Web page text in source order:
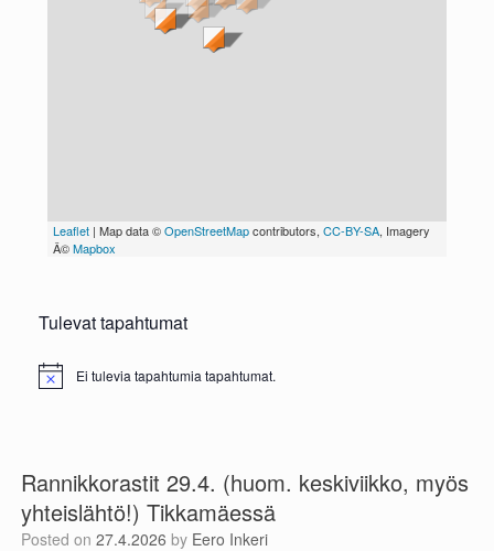
Tulevat tapahtumat
N
Ei tulevia tapahtumia tapahtumat.
Rannikkorastit 29.4. (huom. keskiviikko, myös
yhteislähtö!) Tikkamäessä
Posted on 27.4.2026 by Eero Inkeri